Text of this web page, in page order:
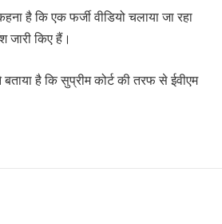
है कि एक फर्जी वीडियो चलाया जा रहा
जारी किए हैं।
है कि सुप्रीम कोर्ट की तरफ से ईवीएम